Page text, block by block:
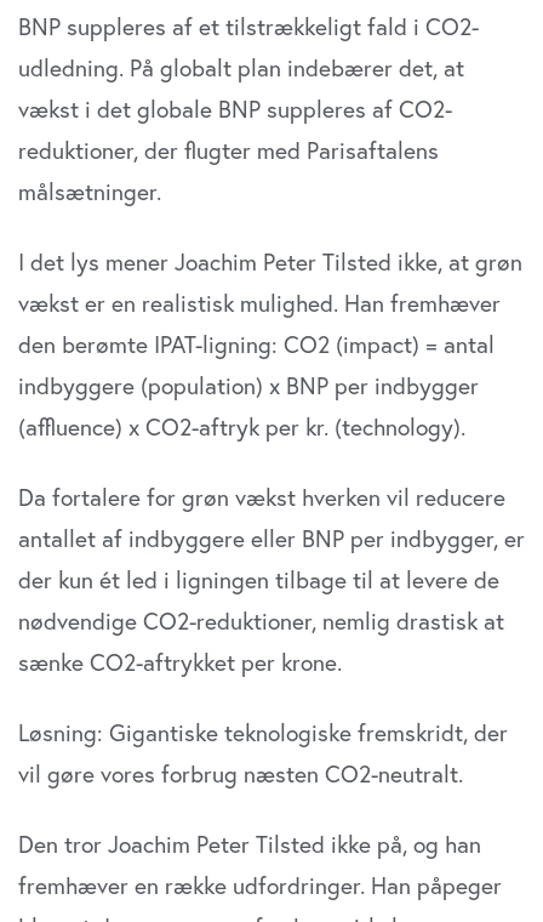
BNP suppleres af et tilstrækkeligt fald i CO2-
udledning. På globalt plan indebærer det, at
vækst i det globale BNP suppleres af CO2-
reduktioner, der flugter med Parisaftalens
målsætninger.
I det lys mener Joachim Peter Tilsted ikke, at grøn
vækst er en realistisk mulighed. Han fremhæver
den berømte IPAT-ligning: CO2 (impact) = antal
indbyggere (population) x BNP per indbygger
(affluence) x CO2-aftryk per kr. (technology).
Da fortalere for grøn vækst hverken vil reducere
antallet af indbyggere eller BNP per indbygger, er
der kun ét led i ligningen tilbage til at levere de
nødvendige CO2-reduktioner, nemlig drastisk at
sænke CO2-aftrykket per krone.
Løsning: Gigantiske teknologiske fremskridt, der
vil gøre vores forbrug næsten CO2-neutralt.
Den tror Joachim Peter Tilsted ikke på, og han
fremhæver en række udfordringer. Han påpeger